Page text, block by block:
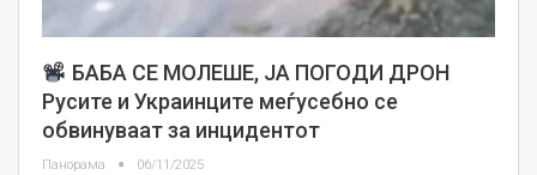
БАБА СЕ МОЛЕШЕ, ЈА ПОГОДИ ДРОН
Русите и Украинците меѓусебно се
обвинуваат за инцидентот
Панорама 06/11/2025